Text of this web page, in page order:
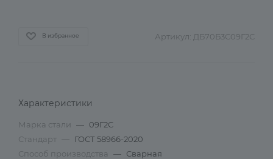
В избранное Артикул: ДБ70Б3С09Г2С
Характеристики
Марка стали — 09Г2С
Стандарт — ГОСТ 58966-2020
Способ производства
— Сварная